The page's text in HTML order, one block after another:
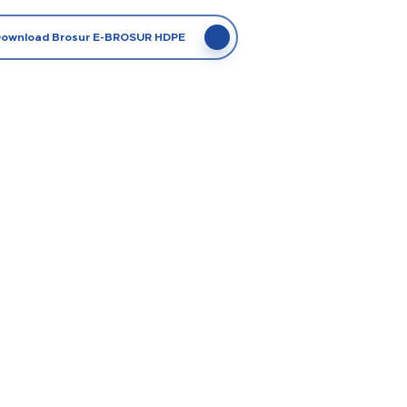
Brosur E-BROSUR HDPE